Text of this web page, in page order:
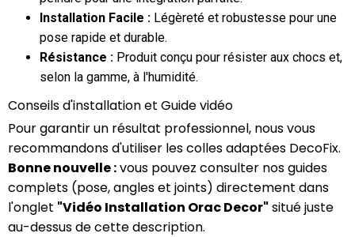
Installation Facile : Légèreté et robustesse pour une
pose rapide et durable.
Résistance : Produit conçu pour résister aux chocs et,
selon la gamme, à l'humidité.
Conseils d'installation et Guide vidéo
Pour garantir un résultat professionnel, nous vous
recommandons d'utiliser les colles adaptées DecoFix.
Bonne nouvelle :vous pouvez consulter nos guides
complets (pose, angles et joints) directement dans
l'onglet "Vidéo Installation Orac Decor" situé juste
au-dessus de cette description.